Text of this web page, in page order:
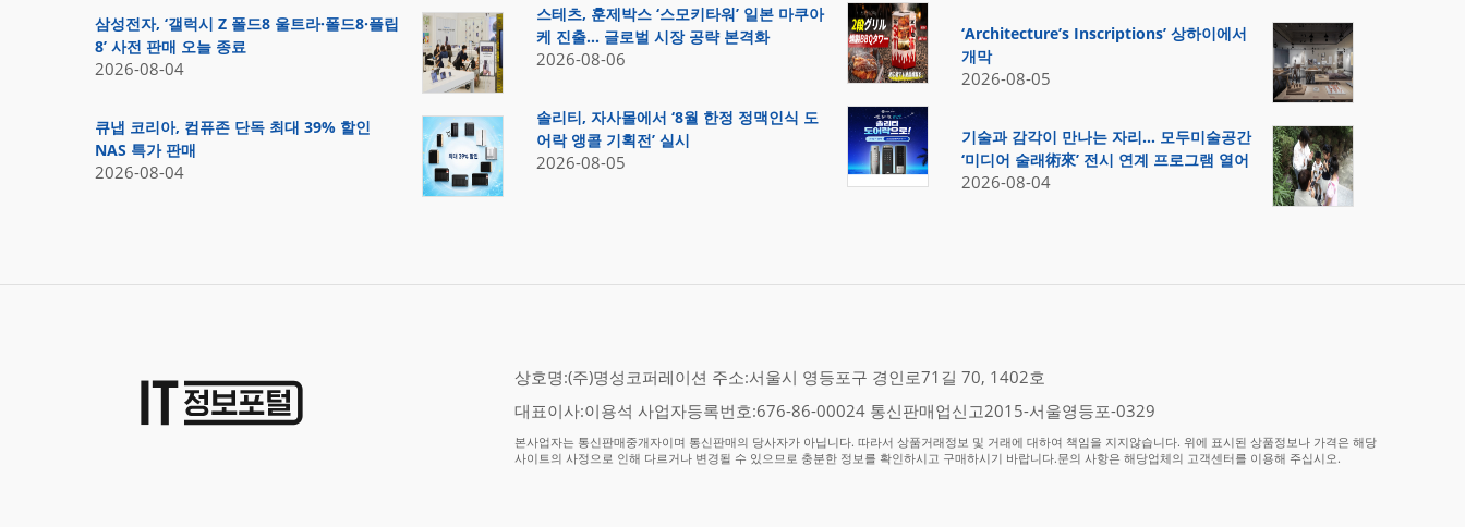
삼성전자, ‘갤럭시 Z 폴드8 울트라·폴드8·플립
8’ 사전 판매 오늘 종료
2026-08-04
큐냅 코리아, 컴퓨존 단독 최대 39% 할인
NAS 특가 판매
2026-08-04
스테츠, 훈제박스 ‘스모키타워’ 일본 마쿠아
케 진출… 글로벌 시장 공략 본격화
2026-08-06
솔리티, 자사몰에서 ‘8월 한정 정맥인식 도
어락 앵콜 기획전’ 실시
2026-08-05
‘Architecture’s Inscriptions’ 상하이에서
개막
2026-08-05
기술과 감각이 만나는 자리… 모두미술공간
‘미디어 술래術來’ 전시 연계 프로그램 열어
2026-08-04
상호명:(주)명성코퍼레이션 주소:서울시 영등포구 경인로71길 70, 1402호
대표이사:이용석 사업자등록번호:676-86-00024 통신판매업신고2015-서울영등포-0329
본사업자는 통신판매중개자이며 통신판매의 당사자가 아닙니다. 따라서 상품거래정보 및 거래에 대하여 책임을 지지않습니다. 위에 표시된 상품정보나 가격은 해당
사이트의 사정으로 인해 다르거나 변경될 수 있으므로 충분한 정보를 확인하시고 구매하시기 바랍니다.문의 사항은 해당업체의 고객센터를 이용해 주십시오.